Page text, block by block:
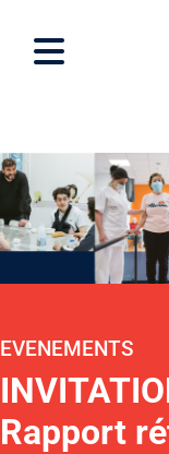
EVENEMENTS
Rapport